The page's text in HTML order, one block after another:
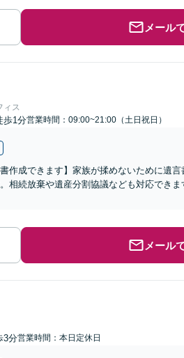
メール
ィス
歩1分営業時間：09:00~21:00（土日祝日）
作成できます】家族が揉めないために遺
相続放棄や遺産分割協議なども対応でき
メール
3分営業時間：本日定休日